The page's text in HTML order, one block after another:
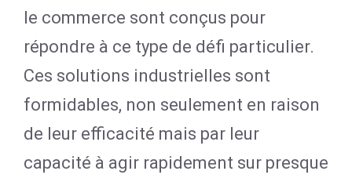
le commerce sont conçus pour
répondre à ce type de défi particulier.
Ces solutions industrielles sont
formidables, non seulement en raison
de leur efficacité mais par leur
capacité à agir rapidement sur presque